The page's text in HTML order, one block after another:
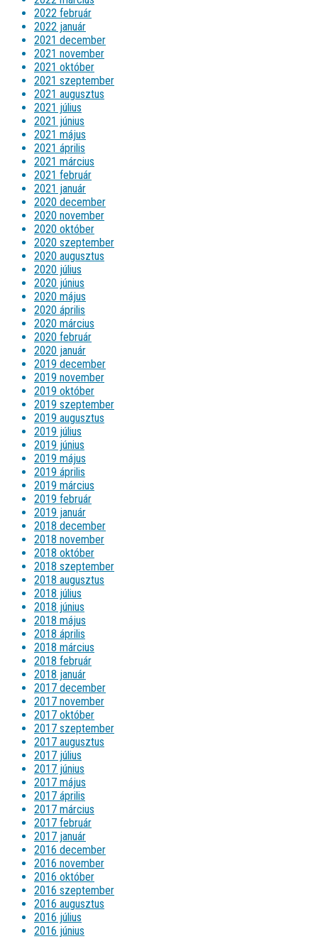
2022 február
2022 január
2021 december
2021 november
2021 október
2021 szeptember
2021 augusztus
2021 július
2021 június
2021 május
2021 április
2021 március
2021 február
2021 január
2020 december
2020 november
2020 október
2020 szeptember
2020 augusztus
2020 július
2020 június
2020 május
2020 április
2020 március
2020 február
2020 január
2019 december
2019 november
2019 október
2019 szeptember
2019 augusztus
2019 július
2019 június
2019 május
2019 április
2019 március
2019 február
2019 január
2018 december
2018 november
2018 október
2018 szeptember
2018 augusztus
2018 július
2018 június
2018 május
2018 április
2018 március
2018 február
2018 január
2017 december
2017 november
2017 október
2017 szeptember
2017 augusztus
2017 július
2017 június
2017 május
2017 április
2017 március
2017 február
2017 január
2016 december
2016 november
2016 október
2016 szeptember
2016 augusztus
2016 július
2016 június